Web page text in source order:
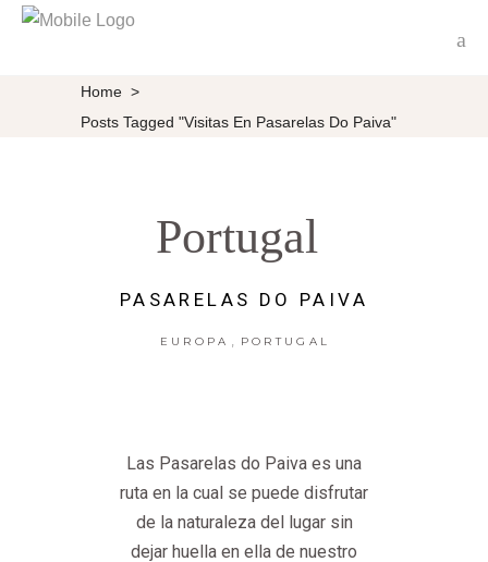
Home >
Posts Tagged "visitas En Pasarelas Do Paiva"
Portugal
PASARELAS DO PAIVA
EUROPA PORTUGAL
Las Pasarelas do Paiva es una
ruta en la cual se puede disfrutar
de la naturaleza del lugar sin
dejar huella en ella de nuestro